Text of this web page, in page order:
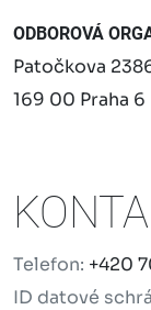
ODBOROVÁ
Patočkova
169 00 Praha 6
Telefon: +420
ID datové